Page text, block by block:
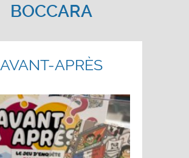
BOCCARA
AVANT-APRÈS